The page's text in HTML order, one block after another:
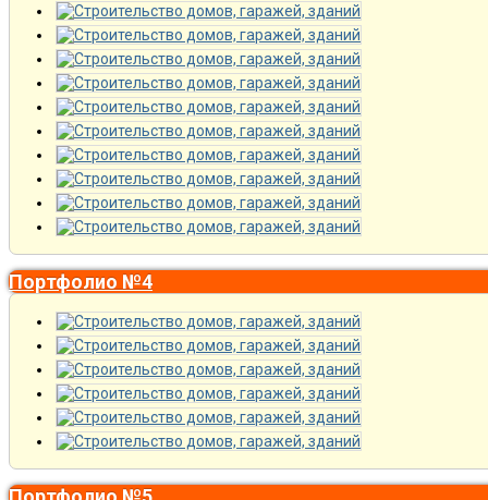
Портфолио №4